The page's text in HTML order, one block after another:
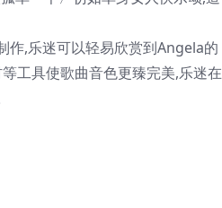
作,乐迷可以轻易欣赏到Angela的
工具使歌曲音色更臻完美,乐迷在